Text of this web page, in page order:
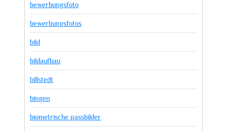
bewerbungsfoto
bewerbungsfotos
bild
bildaufbau
billstedt
bingen
biometrische passbilder